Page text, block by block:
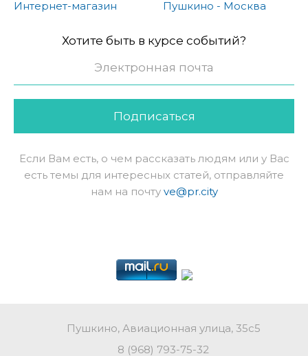
Интернет-магазин
Пушкино - Москва
Хотите быть в курсе событий?
Подписаться
Если Вам есть, о чем рассказать людям или у Вас
есть темы для интересных статей, отправляйте
нам на почту ve@pr.city
Пушкино, Авиационная улица, 35с5
8 (968) 793-75-32